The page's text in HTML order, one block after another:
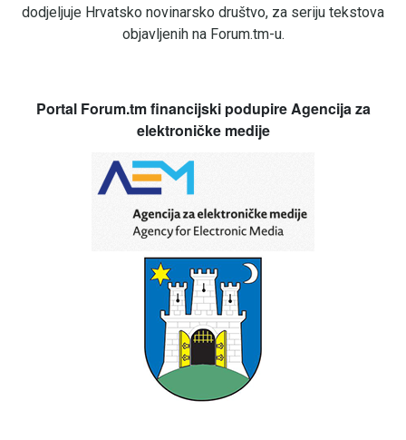
dodjeljuje Hrvatsko novinarsko društvo, za seriju tekstova
objavljenih na Forum.tm-u.
Portal Forum.tm financijski podupire Agencija za
elektroničke medije